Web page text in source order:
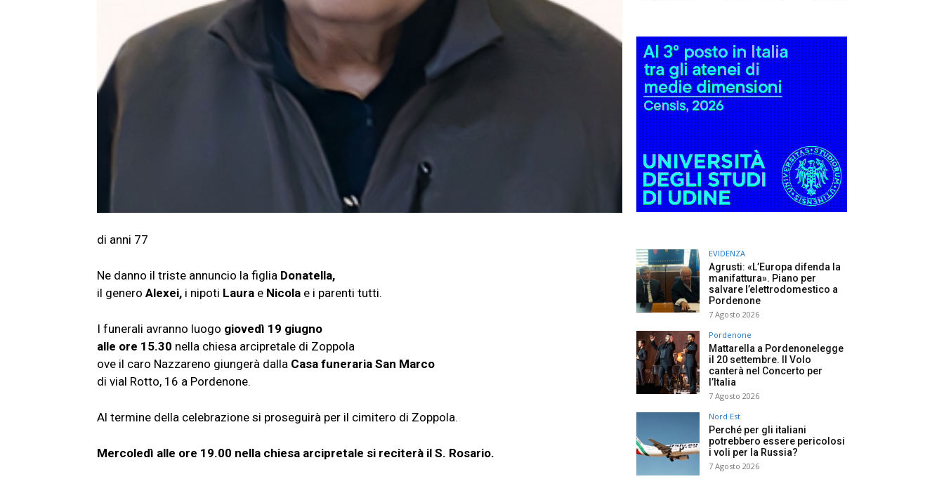
di anni 77
Ne danno il triste annuncio la figlia Donatella,
il genero Alexei, i nipoti Laura e Nicola e i parenti tutti.
I funerali avranno luogo giovedì 19 giugno
alle ore 15.30 nella chiesa arcipretale di Zoppola
ove il caro Nazzareno giungerà dalla Casa funeraria San Marco
di vial Rotto, 16 a Pordenone.
Al termine della celebrazione si proseguirà per il cimitero di Zoppola.
Mercoledì alle ore 19.00 nella chiesa arcipretale si reciterà il S. Rosario.
EVIDENZA
Agrusti: «L’Europa difenda la
manifattura». Piano per
salvare l’elettrodomestico a
Pordenone
7 Agosto 2026
Pordenone
Mattarella a Pordenonelegge
il 20 settembre. Il Volo
canterà nel Concerto per
l’Italia
7 Agosto 2026
Nord Est
Perché per gli italiani
potrebbero essere pericolosi
i voli per la Russia?
7 Agosto 2026